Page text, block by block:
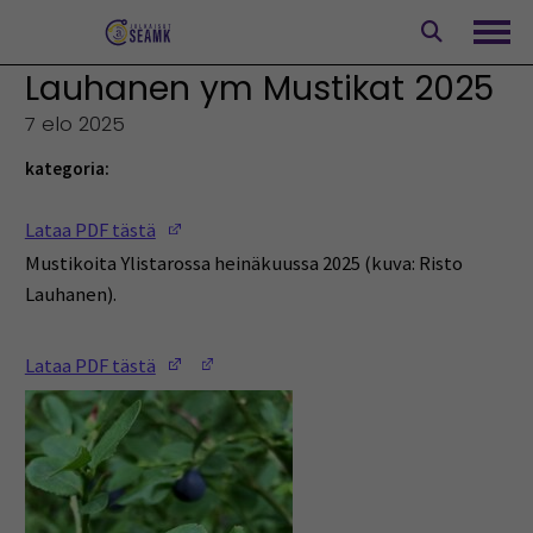
Lauhanen ym Mustikat 2025
7 elo 2025
kategoria:
Lataa PDF tästä
Mustikoita Ylistarossa heinäkuussa 2025 (kuva: Risto
Lauhanen).
Lataa PDF tästä (Opens in a new window)